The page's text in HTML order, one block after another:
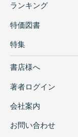
ランキング
特価図書
特集
書店様へ
著者ログイン
会社案内
お問い合わせ